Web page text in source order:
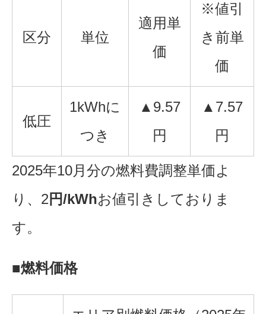
区分 単位
適用単
価
※値引
き前単
価
低圧
1kWhに
つき
▲9.57
円
▲7.57
円
2025年10月分の燃料費調整単価よ
り、2 円/kWhお値引きしておりま
す。
■燃料価格